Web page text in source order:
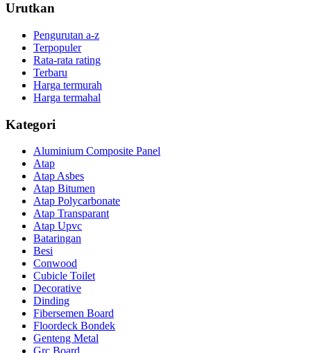
Urutkan
Pengurutan a-z
Terpopuler
Rata-rata rating
Terbaru
Harga termurah
Harga termahal
Kategori
Aluminium Composite Panel
Atap
Atap Asbes
Atap Bitumen
Atap Polycarbonate
Atap Transparant
Atap Upvc
Bataringan
Besi
Conwood
Cubicle Toilet
Decorative
Dinding
Fibersemen Board
Floordeck Bondek
Genteng Metal